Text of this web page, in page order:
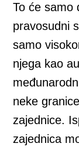
To će samo
pravosudni
samo
njega kao
neke
zajednice.
zajednica